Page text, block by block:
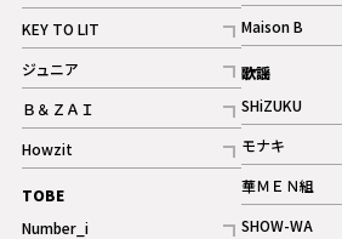
記事
KEY TO LIT
記事
ジュニア
記事
Ｂ＆ＺＡＩ
記事
Howzit
記事
TOBE
Number_i
記事
ギャラリー
Maison B
記事
歌謡
SHiZUKU
記事
モナキ
記事
華ＭＥＮ組
記事
SHOW-WA